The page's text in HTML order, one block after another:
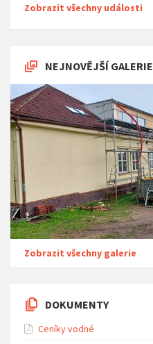
Zobrazit všechny události
NEJNOVĚJŠÍ GALERIE
Zobrazit všechny galerie
DOKUMENTY
Ceníky vodné